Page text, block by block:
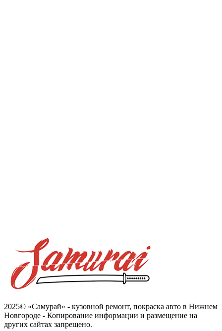
2025© «Самурай» - кузовной ремонт, покраска авто в Нижнем
Новгороде - Копирование информации и размещение на
других сайтах запрещено.